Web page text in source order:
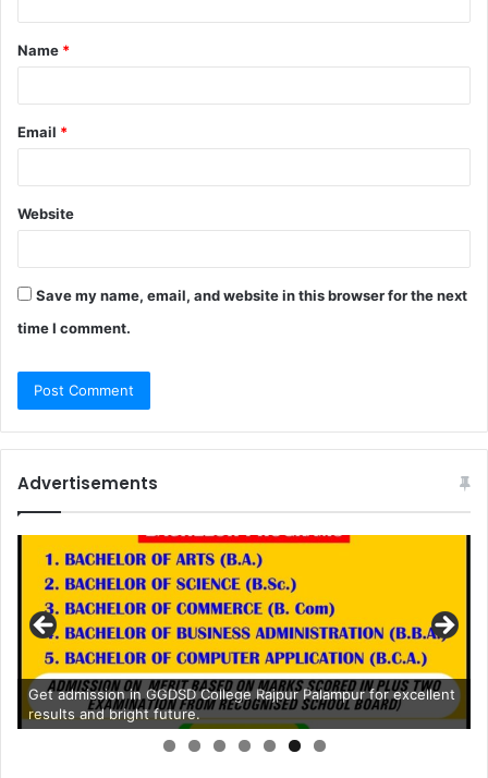
Name *
Email *
Website
Save my name, email, and website in this browser for the next
time I comment.
Advertisements
Get admission in GGDSD College Rajpur Palampur for excellent
results and bright future.